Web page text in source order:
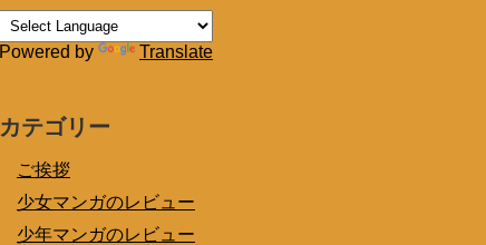
Powered by Translate
カテゴリー
ご挨拶
少女マンガのレビュー
少年マンガのレビュー